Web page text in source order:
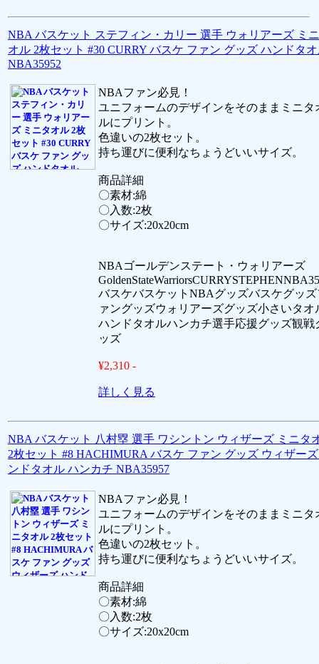
NBA バスケット ステフィン・カリー 選手 ウォリアーズ ミ
オル 2枚セット #30 CURRY バスケ ファン グッズ ハンドタ
NBA35952
NBAファン必見！
ユニフォームのデザインをそのままミニタ
ルにプリント。
色違いの2枚セット。
持ち運びに便利なちょうどいいサイズ。
商品詳細
〇素材:綿
〇入数:2枚
〇サイズ:20x20cm
NBAゴールデンステート・ウォリアーズ
バスケバスケットNBAグッズバスケグッズ
ァングッズウォリアーズグッズ小さいタオ
ハンドタオルハンカチ選手応援グッズ観戦
ッズ
¥2,310 -
詳しく見る
NBA バスケット 八村塁 選手 ワシントン ウィザーズ ミニタ
2枚セット #8 HACHIMURA バスケ ファン グッズ ウィザー
ンドタオル ハンカチ NBA35957
NBAファン必見！
ユニフォームのデザインをそのままミニタ
ルにプリント。
色違いの2枚セット。
持ち運びに便利なちょうどいいサイズ。
商品詳細
〇素材:綿
〇入数:2枚
〇サイズ:20x20cm